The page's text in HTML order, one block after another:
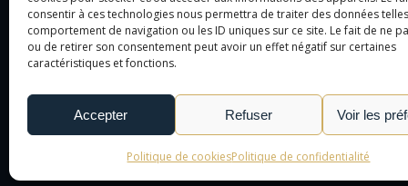
consentir à ces technologies nous permettra de traiter des données
comportement de navigation ou les ID uniques sur ce site. Le fait de ne
ou de retirer son consentement peut avoir un effet négatif sur certaines
caractéristiques et fonctions.
Accepter Refuser Voir les
Politique de cookiesPolitique de confidentialité
NOTRE AGENCE
NOTRE DÉMARCHE
LE MONDE DE L'OBJET
PUBLICITAIRE